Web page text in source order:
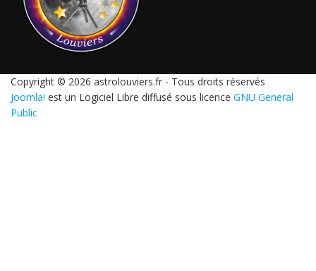
Copyright © 2026 astrolouviers.fr - Tous droits réservés
Joomla! est un Logiciel Libre diffusé sous licence GNU General
Public